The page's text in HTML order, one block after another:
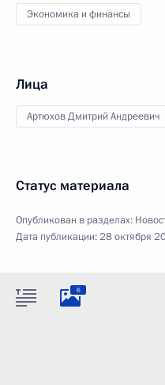
Экономика и финансы
Лица
Артюхов Дмитрий Андреевич
Статус материала
Опубликован в разделах:
Дата публикации:28 октября
6